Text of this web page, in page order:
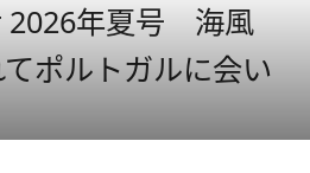
2026年夏号 海風
ポルトガルに会い